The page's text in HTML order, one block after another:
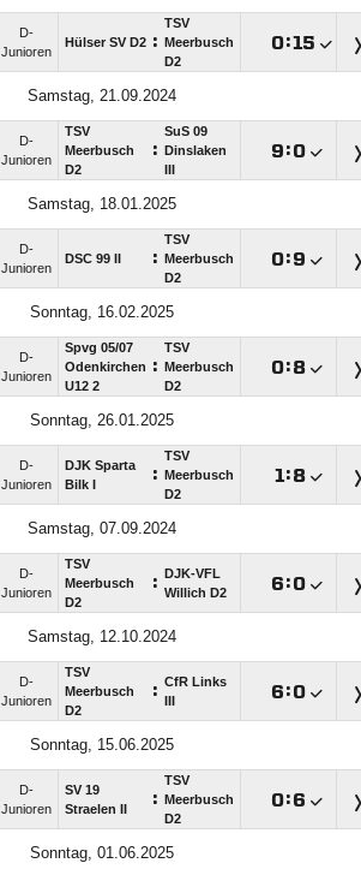
D-
Junioren
Hülser SV D2 :
TSV
Meerbusch
D2
:
Samstag, 21.09.2024
D-
Junioren
TSV
Meerbusch
D2
:
SuS 09
Dinslaken
:
Samstag, 18.01.2025
D-
Junioren
DSC 99 II :
TSV
Meerbusch
D2
:
Sonntag, 16.02.2025
D-
Junioren
Spvg 05/​07
Odenkirchen
U12 2
:
TSV
Meerbusch
D2
:
Sonntag, 26.01.2025
D-
Junioren
DJK Sparta
Bilk I
:
TSV
Meerbusch
D2
:
Samstag, 07.09.2024
D-
Junioren
TSV
Meerbusch
D2
:
DJK-VFL
Willich D2
:
Samstag, 12.10.2024
D-
Junioren
TSV
Meerbusch
D2
: CfR Links
:
Sonntag, 15.06.2025
D-
Junioren
SV 19
Straelen II
:
TSV
Meerbusch
D2
:
Sonntag, 01.06.2025